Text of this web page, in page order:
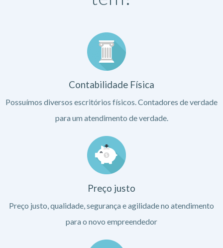
Contabilidade Física
Possuímos diversos escritórios físicos. Contadores de verdade
para um atendimento de verdade.
Preço justo
Preço justo, qualidade, segurança e agilidade no atendimento
para o novo empreendedor